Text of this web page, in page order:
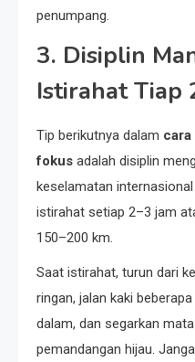
penumpang.
3. Disiplin
Istirahat Tiap
Tip berikutnya dalam cara
fokus adalah disiplin
keselamatan
istirahat setiap 2–3 jam
150–200 km.
Saat istirahat, turun dari
ringan, jalan kaki
dalam, dan segarkan
pemandangan hijau.